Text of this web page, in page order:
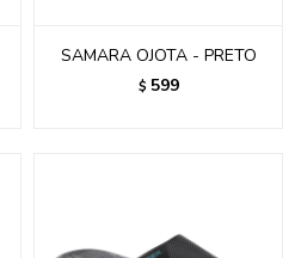
SAMARA OJOTA - PRETO
$ 599